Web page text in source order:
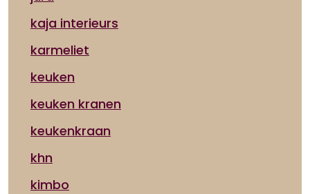
kaja interieurs
karmeliet
keuken
keuken kranen
keukenkraan
khn
kimbo